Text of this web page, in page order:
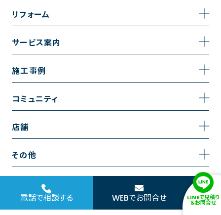
事業内容
採用情報
リフォーム
トイレのリフォーム
キッチンのリフォーム
リノベーション
内装のリフォーム
水回りのリフォーム
外壁のリフォーム
サービス案内
サービスの流れ
施工事例
施工事例一覧
お風呂の施工事例
洗面の施工事例
コミュニティ
コミュニティ
お知らせ
店舗
越谷店
浦和店
その他
お問い合わせ
サイトポリシー
電話で相談する WEBでお問合せ LINEで見積り
＆お問合せ